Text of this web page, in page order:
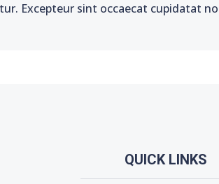
Excepteur sint occaecat cupidatat
QUICK LINKS